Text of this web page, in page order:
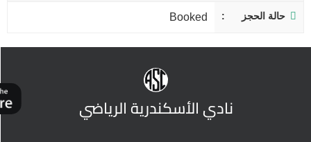
حالة الحجز Booked
نادي الأسكندرية الرياضي